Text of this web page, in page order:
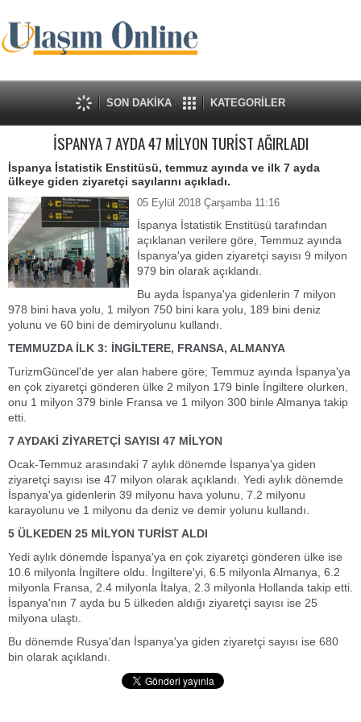
SON DAKİKA KATEGORİLER
İSPANYA 7 AYDA 47 MİLYON TURİST AĞIRLADI
İspanya İstatistik Enstitüsü, temmuz ayında ve ilk 7 ayda
ülkeye giden ziyaretçi sayılarını açıkladı.
05 Eylül 2018 Çarşamba 11:16
İspanya İstatistik Enstitüsü tarafından
açıklanan verilere göre, Temmuz ayında
İspanya'ya giden ziyaretçi sayısı 9 milyon
979 bin olarak açıklandı.
Bu ayda İspanya'ya gidenlerin 7 milyon
978 bini hava yolu, 1 milyon 750 bini kara yolu, 189 bini deniz
yolunu ve 60 bini de demiryolunu kullandı.
TEMMUZDA İLK 3: İNGİLTERE, FRANSA, ALMANYA
TurizmGüncel'de yer alan habere göre; Temmuz ayında İspanya'ya
en çok ziyaretçi gönderen ülke 2 milyon 179 binle İngiltere olurken,
onu 1 milyon 379 binle Fransa ve 1 milyon 300 binle Almanya takip
etti.
7 AYDAKİ ZİYARETÇİ SAYISI 47 MİLYON
Ocak-Temmuz arasındaki 7 aylık dönemde İspanya'ya giden
ziyaretçi sayısı ise 47 milyon olarak açıklandı. Yedi aylık dönemde
İspanya'ya gidenlerin 39 milyonu hava yolunu, 7.2 milyonu
karayolunu ve 1 milyonu da deniz ve demir yolunu kullandı.
5 ÜLKEDEN 25 MİLYON TURİST ALDI
Yedi aylık dönemde İspanya'ya en çok ziyaretçi gönderen ülke ise
10.6 milyonla İngiltere oldu. İngiltere'yi, 6.5 milyonla Almanya, 6.2
milyonla Fransa, 2.4 milyonla İtalya, 2.3 milyonla Hollanda takip etti.
İspanya'nın 7 ayda bu 5 ülkeden aldığı ziyaretçi sayısı ise 25
milyona ulaştı.
Bu dönemde Rusya'dan İspanya'ya giden ziyaretçi sayısı ise 680
bin olarak açıklandı.